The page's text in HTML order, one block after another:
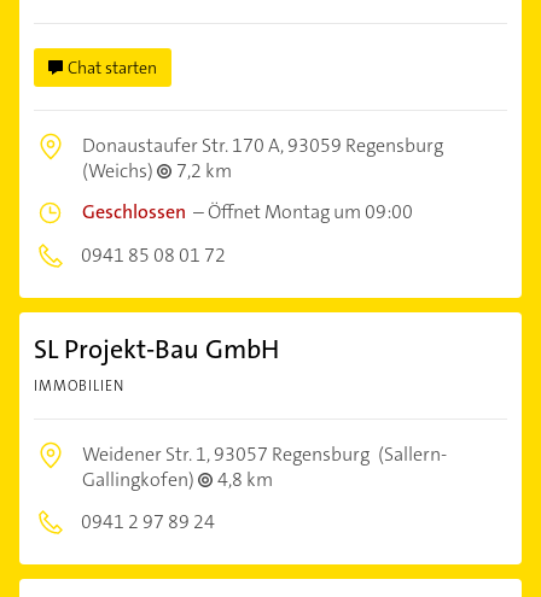
Chat starten
Donaustaufer Str. 170 A,93059 Regensburg
(Weichs)
7,2 km
Geschlossen –Öffnet Montag um 09:00
0941 85 08 01 72
SL Projekt-Bau GmbH
IMMOBILIEN
Weidener Str. 1,93057 Regensburg (Sallern-
Gallingkofen)
4,8 km
0941 2 97 89 24